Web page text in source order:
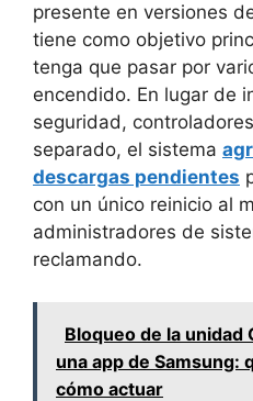
presente en versiones
tiene como objetivo
tenga que pasar por
encendido. En lugar de
seguridad,
separado, el sistema
descargas pendientes
con un único reinicio al
administradores de
reclamando.
Bloqueo de la unidad
una app de Samsung:
cómo actuar